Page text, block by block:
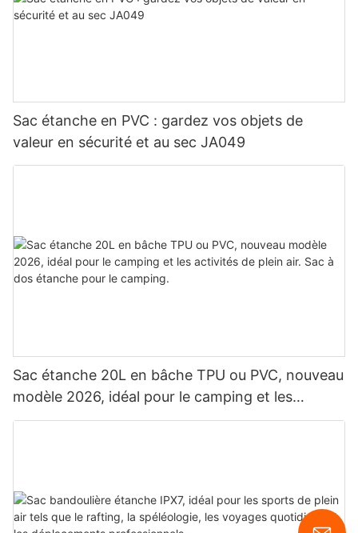
Sac étanche en PVC : gardez vos objets de
valeur en sécurité et au sec JA049
Sac étanche 20L en bâche TPU ou PVC, nouveau
modèle 2026, idéal pour le camping et les
activités de plein air. Sac à dos étanche pour le